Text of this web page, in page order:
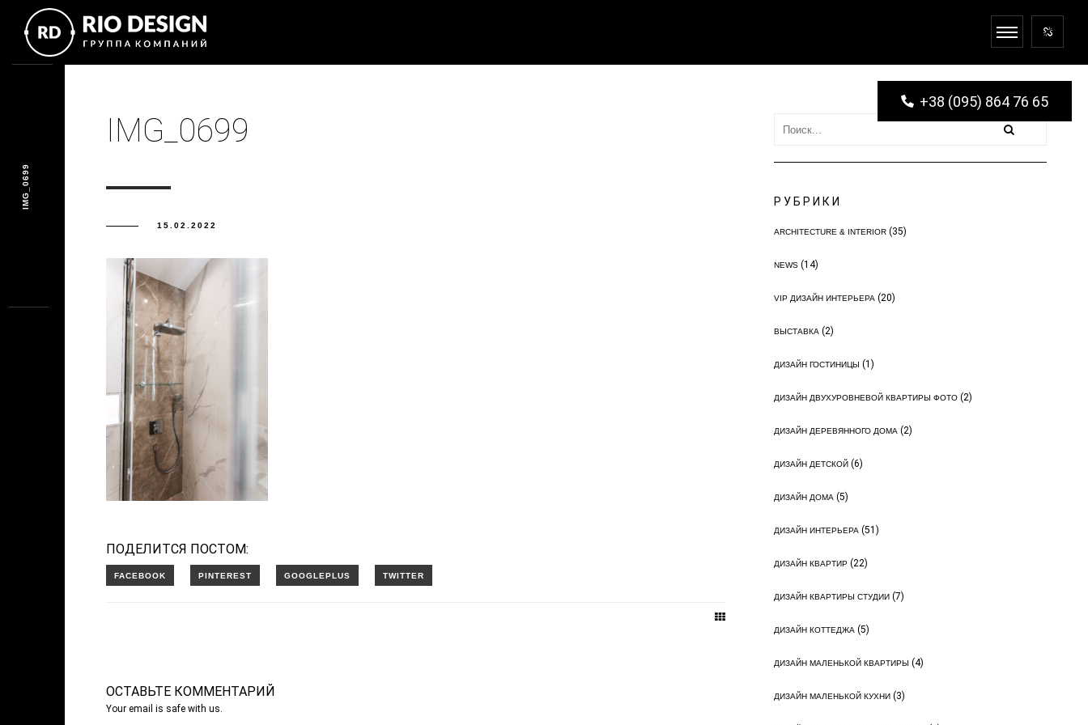
+38 (095) 864 76 65
IMG_0699
15.02.2022
ПОДЕЛИТСЯ ПОСТОМ:
ОСТАВЬТЕ КОММЕНТАРИЙ
Your email is safe with us.
РУБРИКИ
ARCHITECTURE & INTERIOR(35)
NEWS(14)
VIP ДИЗАЙН ИНТЕРЬЕРА(20)
ВЫСТАВКА(2)
ДИЗАЙН ГОСТИНИЦЫ (1)
ДИЗАЙН ДВУХУРОВНЕВОЙ КВАРТИРЫ ФОТО(2)
ДИЗАЙН ДЕРЕВЯННОГО ДОМА(2)
ДИЗАЙН ДЕТСКОЙ(6)
ДИЗАЙН ДОМА(5)
ДИЗАЙН ИНТЕРЬЕРА(51)
ДИЗАЙН КВАРТИР(22)
ДИЗАЙН КВАРТИРЫ СТУДИИ(7)
ДИЗАЙН КОТТЕДЖА(5)
ДИЗАЙН МАЛЕНЬКОЙ КВАРТИРЫ (4)
ДИЗАЙН МАЛЕНЬКОЙ КУХНИ(3)
IMG_0699